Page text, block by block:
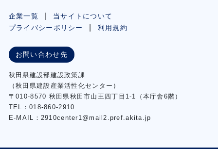
企業一覧
当サイトについて
プライバシーポリシー
利用規約
お問い合わせ先
秋⽥県建設部建設政策課
（秋⽥県建設産業活性化センター）
〒010-8570 秋田県秋田市⼭王四丁⽬1-1（本庁舎6階）
TEL：018-860-2910
E-MAIL：2910center1@mail2.pref.akita.jp